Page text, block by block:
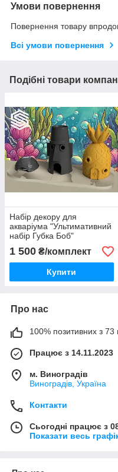
Умови повернення
Повернення товару
Всі умови повернення
Подібні товари
Набір декору для
акваріума "Ультимативний
набір Губка Боб"
1 500 ₴/комплект
Купити
Про нас
100% позитивних з 73
Працює з 14.11.2023
м. Виноградів
Виноградів, Україна
Контакти
Сьогодні працює з
Показати весь